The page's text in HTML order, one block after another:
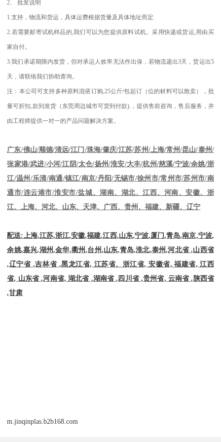
2 、批发说明
1.支持，物流和货运，具体运费根据货量及具体地址而定
2. 若需要邮寄试机样品的 我们可以为您提供原料试机。采用快递或货运 用由买
家自付。
3.我们承诺期限内发货，但对承运人效率无法作出保，若物流递出3天，货运出5
天，请联络我们协助查询。
注：本公司可支持多种原料混搭订购 ,25公斤/包起订（位的材料可以散卖），批
量可折扣 款到发货（东莞周边城市可货到付款). ，提供售前咨询，售后服务，并
由工程师提供一对一的产品问题解决方案。
广东/佛山/顺德/清远/江门/珠海/肇庆/江苏/苏州/上海/常州/昆山/泰州/
张家港/武进/小河/江阴/太仓/扬州/淮安/大丰/杭州/慈溪/宁波/余姚/浙
江/温州/乐清/南通/镇江/南京/丹阳/无锡市/徐州市/常州市/苏州市/南
通市/连云港市/淮安市/盐城、湖南、湖北、江西、河南、安徽、浙
江、上海、河北、山东、天津、广西、贵州、福建、新疆、辽宁
配送: 上海,江苏,浙江,安徽,福建,江西,山东,宁波,厦门,青岛,南京,宁波,
余姚,嘉兴,湖州,金华,衢州,台州,山东,青岛,淮北,泰州,河北省 ,山西省
,辽宁省 ,吉林省 ,黑龙江省, 江苏省、浙江省, 安徽省, 福建省, 江西
省, 山东省 ,河南省, 湖北省 ,湖南省 ,四川省 ,贵州省, 云南省 ,陕西省
,甘肃
m.jinqinplas.b2b168.com